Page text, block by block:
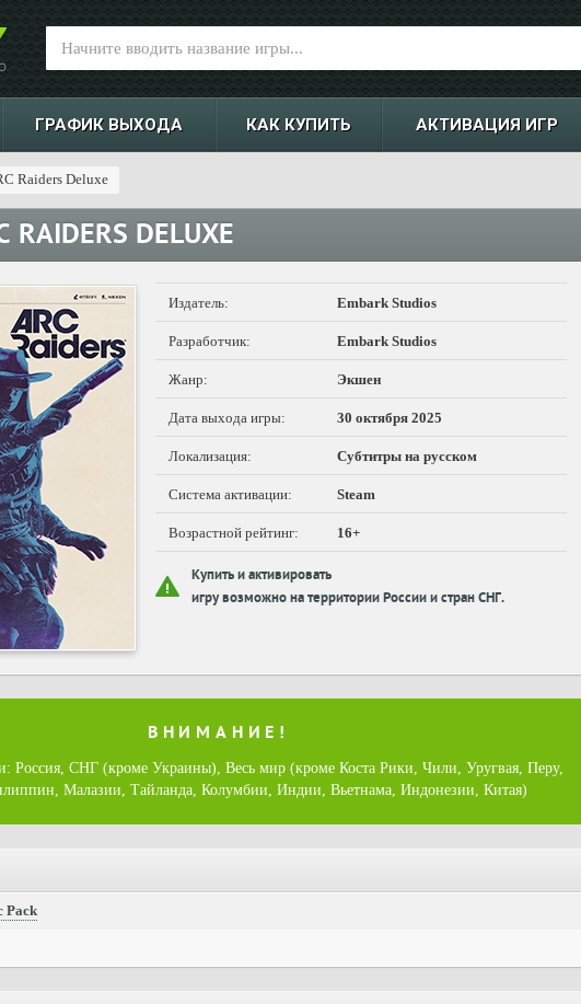
ГРАФИК ВЫХОДА КАК КУПИТЬ АКТИВАЦИЯ ИГР
Raiders Deluxe
RAIDERS DELUXE
Издатель: Embark Studios
Разработчик: Embark Studios
Жанр: Экшен
Дата выхода игры: 30 октября 2025
Локализация: Субтитры на русском
Система активации: Steam
Возрастной рейтинг: 16+
Купить и активировать
игру возможно на территории России и стран СНГ.
ВНИМАНИЕ!
Россия, СНГ (кроме Украины), Весь мир (кроме Коста Рики, Чили, Уругвая, Перу,
Малазии, Тайланда, Колумбии, Индии, Вьетнама, Индонезии, Китая)
Pack